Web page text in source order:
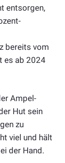
entsorgen,
bereits vom
es ab 2024
Ampel-
Hut sein
zu
viel und hält
der Hand.